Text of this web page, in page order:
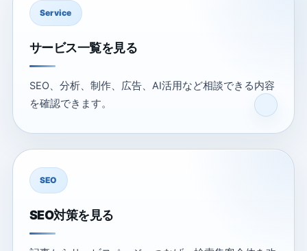
Service
サービス一覧を見る
SEO、分析、制作、広告、AI活用など相談できる内容
を確認できます。
SEO
SEO対策を見る